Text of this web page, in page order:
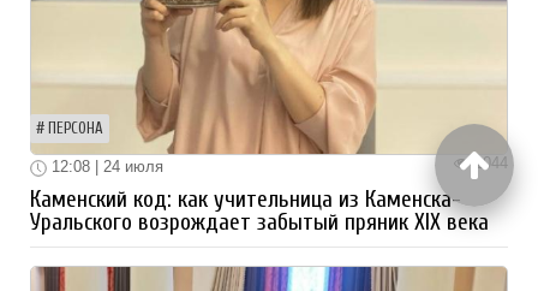
ПЕРСОНА
1044
12:08 | 24 июля
Каменский код: как учительница из Каменска-
Уральского возрождает забытый пряник XIX века